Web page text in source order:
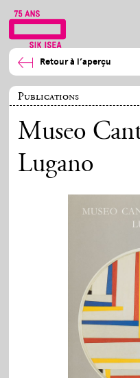
Retour à l’aperçu
Publications
Museo
Lugano